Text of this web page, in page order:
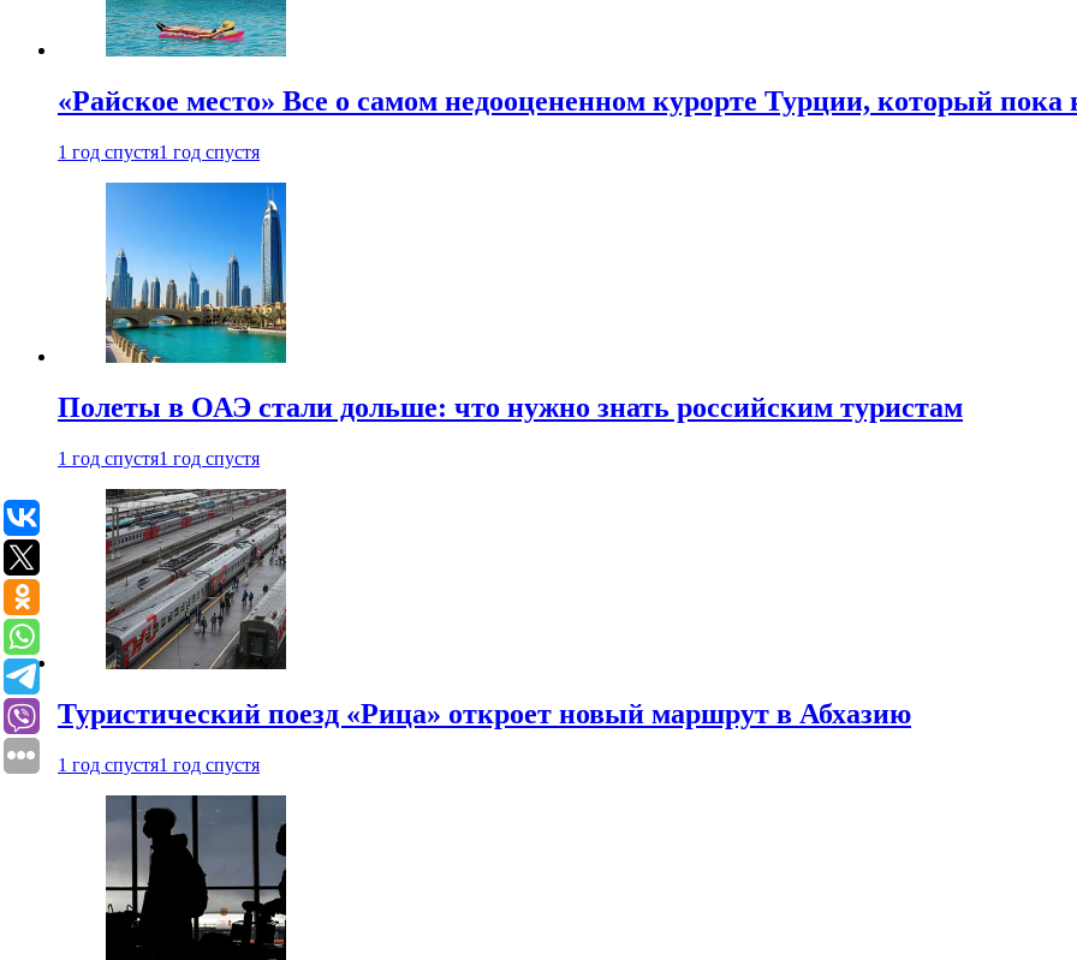
«Райское место» Все о самом недооцененном курорте Турции, который пока
1 год спустя1 год спустя
Полеты в ОАЭ стали дольше: что нужно знать российским туристам
1 год спустя1 год спустя
Туристический поезд «Рица» откроет новый маршрут в Абхазию
1 год спустя1 год спустя